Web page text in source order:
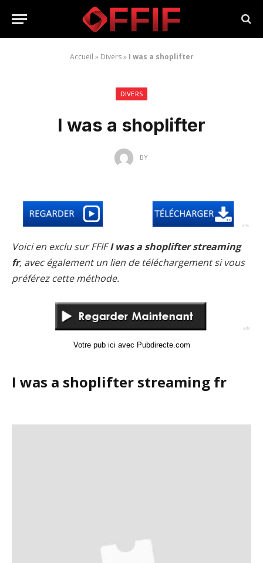
Accueil » Divers» I was a shoplifter
DIVERS
I was a shoplifter
BY
Voici en exclu sur FFIFI was a shoplifter streaming
fr, avec également un lien de téléchargement si vous
préférez cette méthode.
Votre pub ici avec Pubdirecte.com
I was a shoplifter streaming fr